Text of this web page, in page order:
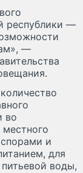
республики —
—
во
и
для
воды,